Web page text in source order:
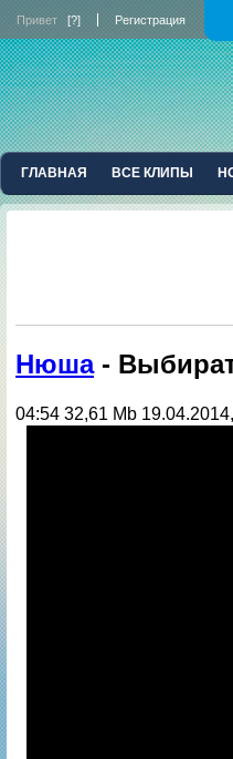
Привет [?] Регистрация
ГЛАВНАЯ ВСЕ КЛИПЫ
Нюша-
04:54 32,61 Mb